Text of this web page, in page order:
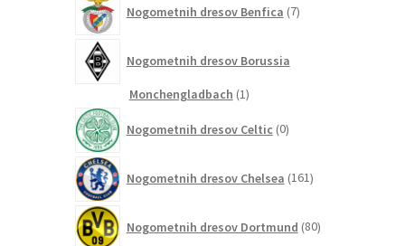
Nogometnih dresov Benfica 7izdelkov
Nogometnih dresov Borussia
Monchengladbach 11
Nogometnih dresov Celtic 0izdelkov
Nogometnih dresov Chelsea 161izdelkov
Nogometnih dresov Dortmund 80izdelkov